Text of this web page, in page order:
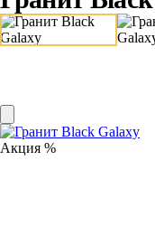
Акция %